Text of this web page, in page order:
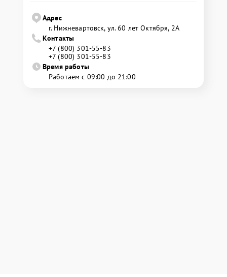
Адрес
г. Нижневартовск, ул. 60 лет Октября, 2А
Контакты
+7 (800) 301-55-83
+7 (800) 301-55-83
Время работы
Работаем с 09:00 до 21:00